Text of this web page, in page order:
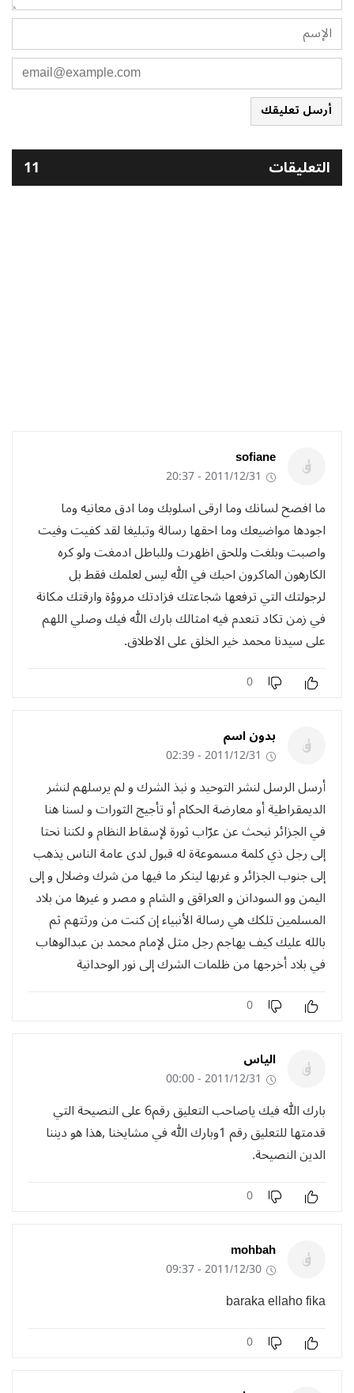
أرسل تعليقك
التعليقات 11
sofiane
2011/12/31 - 20:37
ما افصح لسانك وما ارقى اسلوبك وما ادق معانيه وما
اجودها مواضيعك وما احقها رسالة وتبليغا لقد كفيت وفيت
واصبت وبلغت وللحق اظهرت وللباطل ادمغت ولو كره
الكارهون الماكرون احبك في الله ليس لعلمك فقط بل
لرجولتك التي ترفعها شجاعتك فزادتك مروؤة وارقتك مكانة
في زمن تكاد تنعدم فيه امثالك بارك الله فيك وصلي اللهم
على سيدنا محمد خير الخلق على الاطلاق.
0
بدون اسم
2011/12/31 - 02:39
أرسل الرسل لنشر التوحيد و نبذ الشرك و لم يرسلهم لنشر
الديمقراطية أو معارضة الحكام أو تأجيج الثورات و لسنا هنا
في الجزائر نبحث عن عرّاب ثورة لإسقاط النظام و لكننا نحتا
إلى رجل ذي كلمة مسموعةة له قبول لدى عامة الناس يذهب
إلى جنوب الجزائر و غربها لينكر ما فيها من شرك وضلال و إلى
اليمن وو السودانن و العراقق و الشام و مصر و غيرها من بلاد
المسلمين تلكك هي رسالة الأنبياء إن كنت من ورثتهم ثم
بالله عليك كيف يهاجم رجل مثل لإمام محمد بن عبدالوهاب
في بلاد أخرجها من ظلمات الشرك إلى نور الوحدانية
0
الياس
2011/12/31 - 00:00
بارك الله فيك ياصاحب التعليق رقم6 على النصيحة التي
قدمتها للتعليق رقم 1وبارك الله في مشايخنا ,هذا هو ديننا
الدين النصيحة.
0
mohbah
2011/12/30 - 09:37
baraka ellaho fika
0